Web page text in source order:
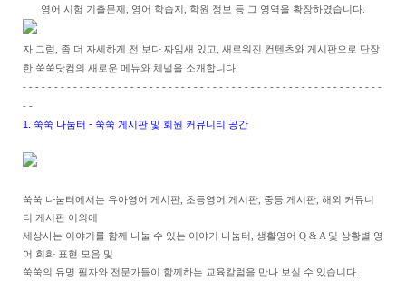
영어 시험 기출문제
영어 학습지 학원 정보 등 그 영역을 확장하였습니다
자 그럼 좀 더 자세하게 전 보다 짜임새 있고
새로워진 컨텐츠와 게시판으로 단장
한 쑥쑥닷컴의 새로운 메뉴와 체널을 소개합니다
- - - - - - - - - - - - - - - - - - - - - - - - - - - - - - - - - - - - - - - - - - - - - - - - - - - - - - - - -
- -
1. 쑥쑥 나눔터 - 쑥쑥 게시판 및 회원 커뮤니티 공간
쑥쑥 나눔터에서는 유아영어 게시판, 초등영어 게시판, 중등 게시판, 해외 커뮤니
티 게시판 이외에
세상사는 이야기를 함께 나눌 수 있는 이야기 나눔터, 생활영어 Q & A 및 상황별 영
어 회화 표현 모음 및
쑥쑥의 유명 필자와 전문가들이 함께하는 교육칼럼을 만나 보실 수 있습니다.